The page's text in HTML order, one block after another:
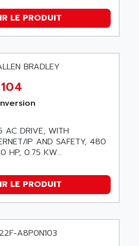
1000
LE PRODUIT
AC DRIVE, WITH
IP AND SAFETY, 480
HP, 0.75 KW...
LE PRODUIT